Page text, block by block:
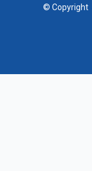
© Copyright